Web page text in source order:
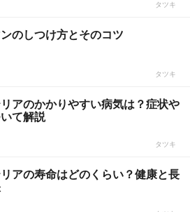
タツキ
ンのしつけ方とそのコツ
タツキ
アのかかりやすい病気は？症状や
て解説
タツキ
アの寿命はどのくらい？健康と長